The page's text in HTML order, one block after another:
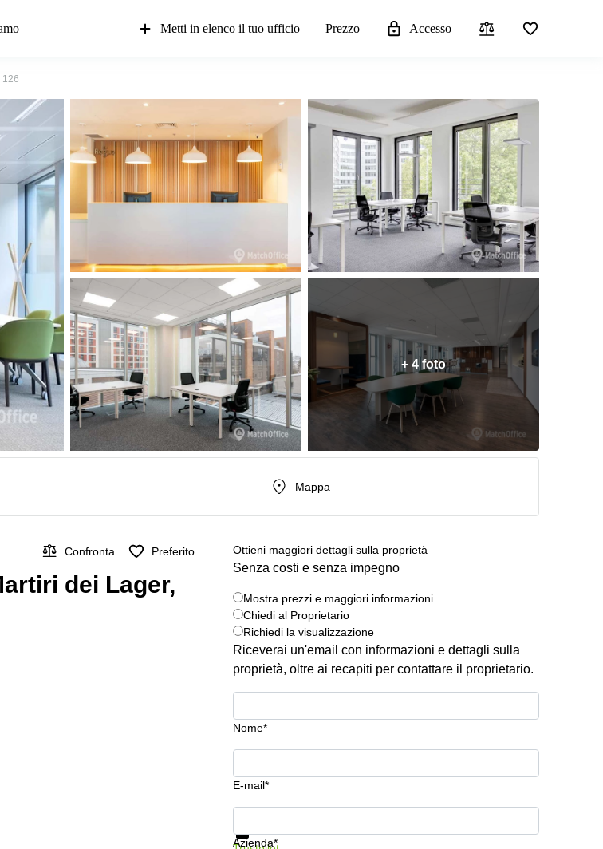
Metti in elenco il tuo ufficio Prezzo Accesso
126
+ 4 foto
Mappa
Confronta Preferito
dei Lager,
Ottieni maggiori dettagli sulla proprietà
Senza costi e senza impegno
Mostra prezzi e maggiori informazioni
Chiedi al Proprietario
Richiedi la visualizzazione
Riceverai un'email con informazioni e dettagli sulla
proprietà, oltre ai recapiti per contattare il proprietario.
Nome*
E-mail*
Azienda*
Mostra prezzi e maggiori informazioni